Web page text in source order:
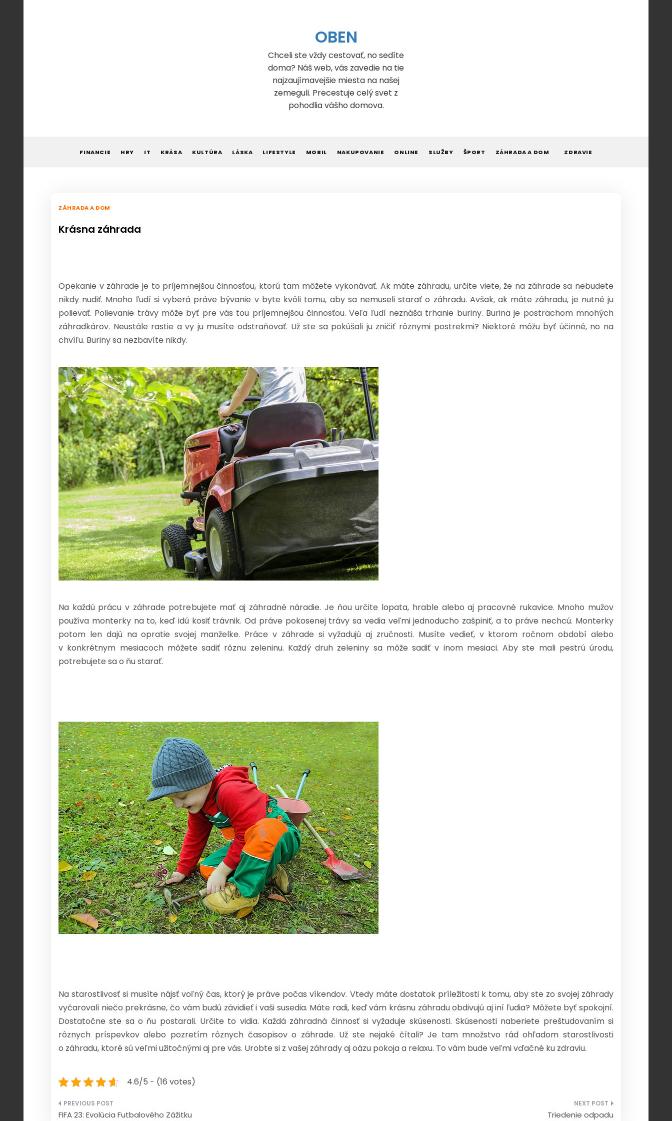
OBEN
Chceli ste vždy cestovať, no sedíte
doma? Náš web, vás zavedie na tie
najzaujímavejšie miesta na našej
zemeguli. Precestuje celý svet z
pohodlia vášho domova.
FINANCIE HRY IT KRÁSA KULTÚRA LÁSKA LIFESTYLE MOBIL NAKUPOVANIE ONLINE SLUŽBY ŠPORT ZÁHRADA A DOM ZDRAVIE
ZÁHRADA A DOM
Krásna záhrada
Opekanie v záhrade je to príjemnejšou činnosťou, ktorú tam môžete vykonávať. Ak máte záhradu, určite viete, že na záhrade sa nebudete
nikdy nudiť. Mnoho ľudí si vyberá práve bývanie v byte kvôli tomu, aby sa nemuseli starať o záhradu. Avšak, ak máte záhradu, je nutné ju
polievať. Polievanie trávy môže byť pre vás tou príjemnejšou činnosťou. Veľa ľudí neznáša trhanie buriny. Burina je postrachom mnohých
záhradkárov. Neustále rastie a vy ju musíte odstraňovať. Už ste sa pokúšali ju zničiť rôznymi postrekmi? Niektoré môžu byť účinné, no na
chvíľu. Buriny sa nezbavíte nikdy.
Na každú prácu v záhrade potrebujete mať aj záhradné náradie. Je ňou určite lopata, hrable alebo aj pracovné rukavice. Mnoho mužov
používa monterky na to, keď idú kosiť trávnik. Od práve pokosenej trávy sa vedia veľmi jednoducho zašpiniť, a to práve nechcú. Monterky
potom len dajú na opratie svojej manželke. Práce v záhrade si vyžadujú aj zručnosti. Musíte vedieť, v ktorom ročnom období alebo
v konkrétnym mesiacoch môžete sadiť rôznu zeleninu. Každý druh zeleniny sa môže sadiť v inom mesiaci. Aby ste mali pestrú úrodu,
potrebujete sa o ňu starať.
Na starostlivosť si musíte nájsť voľný čas, ktorý je práve počas víkendov. Vtedy máte dostatok príležitosti k tomu, aby ste zo svojej záhrady
vyčarovali niečo prekrásne, čo vám budú závidieť i vaši susedia. Máte radi, keď vám krásnu záhradu obdivujú aj iní ľudia? Môžete byť spokojní.
Dostatočne ste sa o ňu postarali. Určite to vidia. Každá záhradná činnosť si vyžaduje skúsenosti. Skúsenosti naberiete preštudovaním si
rôznych príspevkov alebo pozretím rôznych časopisov o záhrade. Už ste nejaké čítali? Je tam množstvo rád ohľadom starostlivosti
o záhradu, ktoré sú veľmi užitočnými aj pre vás. Urobte si z vašej záhrady aj oázu pokoja a relaxu. To vám bude veľmi vďačné ku zdraviu.
4.6/5 - (16 votes)
Navigace
FIFA 23: Evolúcia Futbalového Zážitku Triedenie odpadu